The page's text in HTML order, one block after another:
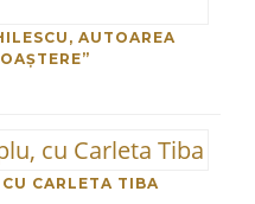
AUTOAREA
CARLETA TIBA